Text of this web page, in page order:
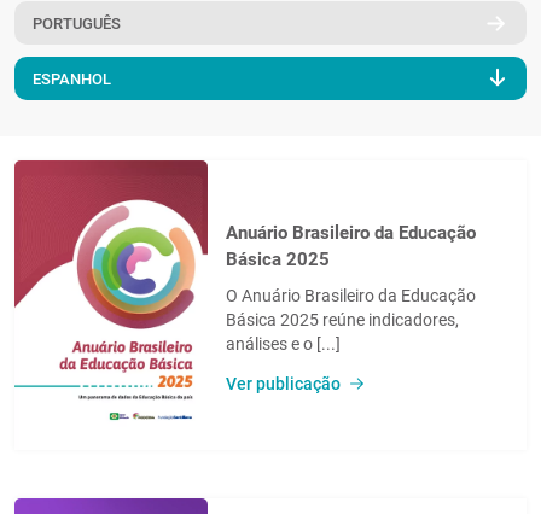
PT
PORTUGUÊS
ESPANHOL
Anuário Brasileiro da Educação
Básica 2025
O Anuário Brasileiro da Educação
Básica 2025 reúne indicadores,
análises e o [...]
Ver publicação